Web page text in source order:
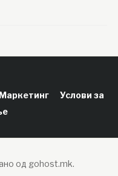
Маркетинг
Услови за
од gohost.mk.